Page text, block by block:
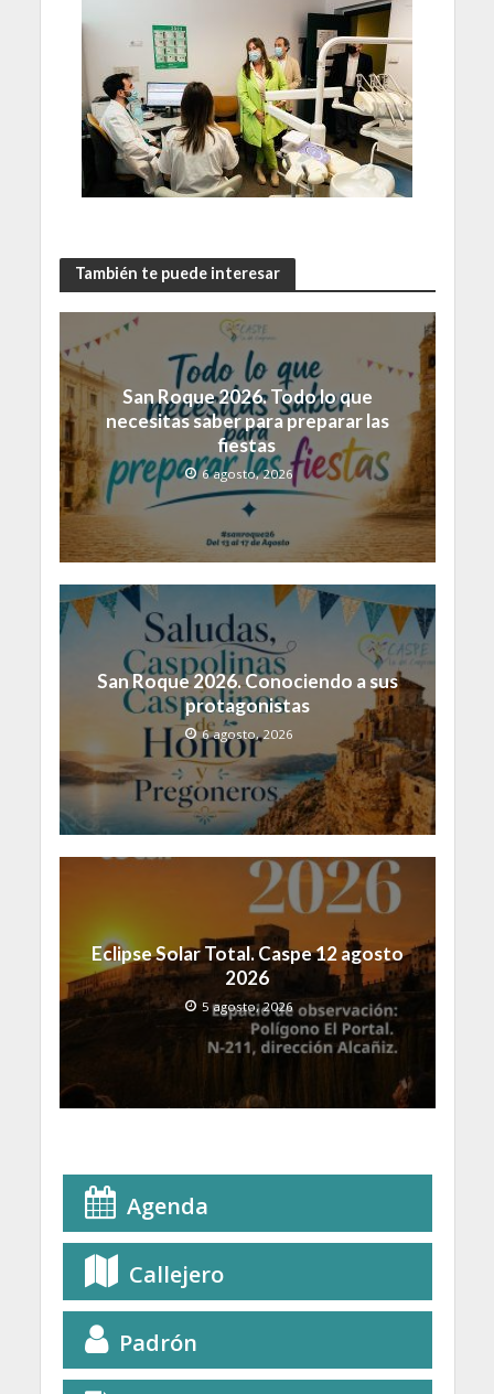
También te puede interesar
San Roque 2026. Todo lo que
necesitas saber para preparar las
fiestas
6 agosto, 2026
San Roque 2026. Conociendo a sus
protagonistas
6 agosto, 2026
Eclipse Solar Total. Caspe 12 agosto
2026
5 agosto, 2026
Agenda
Callejero
Padrón